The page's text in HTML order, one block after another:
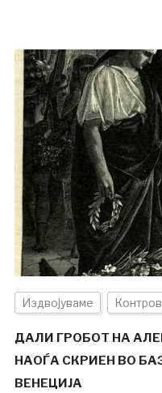
Издвојуваме
ДАЛИ ГРОБОТ НА
НАОЃА СКРИЕН ВО
ВЕНЕЦИЈА